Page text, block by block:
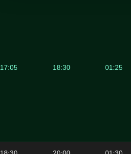
17:05 18:30 01:25